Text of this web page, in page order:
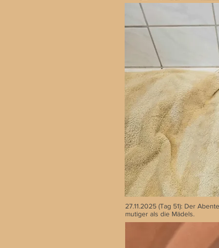
27.11.2025 (Tag 51): Der
mutiger als die Mädels.